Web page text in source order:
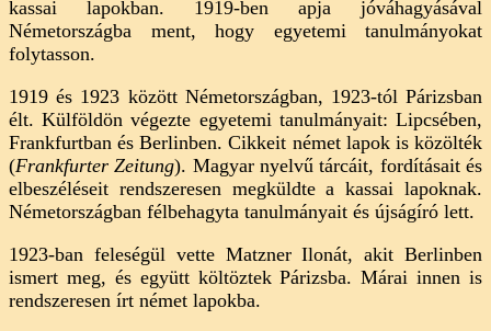
kassai lapokban. 1919-ben apja jóváhagyásával
Németországba ment, hogy egyetemi tanulmányokat
folytasson.
1919 és 1923 között Németországban, 1923-tól Párizsban
élt. Külföldön végezte egyetemi tanulmányait: Lipcsében,
Frankfurtban és Berlinben. Cikkeit német lapok is közölték
(Frankfurter Zeitung). Magyar nyelvű tárcáit, fordításait és
elbeszéléseit rendszeresen megküldte a kassai lapoknak.
Németországban félbehagyta tanulmányait és újságíró lett.
1923-ban feleségül vette Matzner Ilonát, akit Berlinben
ismert meg, és együtt költöztek Párizsba. Márai innen is
rendszeresen írt német lapokba.